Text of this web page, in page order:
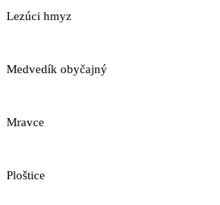
Lezúci hmyz
Medvedík obyčajný
Mravce
Ploštice